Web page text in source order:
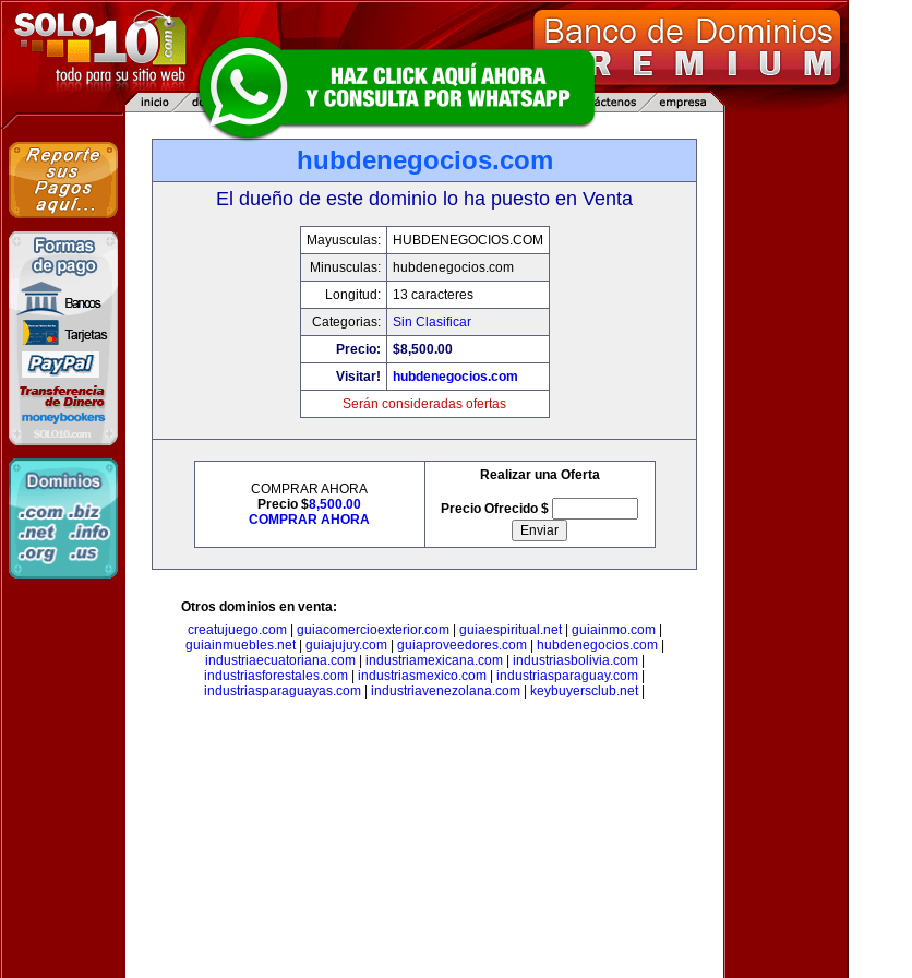
hubdenegocios.com
El dueño de este dominio lo ha puesto en Venta
Mayusculas:
HUBDENEGOCIOS.COM
Minusculas:
hubdenegocios.com
Longitud:
13 caracteres
Categorias:
Sin Clasificar
Precio:
$8,500.00
Visitar!
hubdenegocios.com
Serán consideradas ofertas
COMPRAR AHORA
Precio $8,500.00
COMPRAR AHORA
Realizar una Oferta
Precio Ofrecido $
Otros dominios en venta:
creatujuego.com| guiacomercioexterior.com| guiaespiritual.net| guiainmo.com|
guiainmuebles.net| guiajujuy.com| guiaproveedores.com| hubdenegocios.com|
industriaecuatoriana.com| industriamexicana.com| industriasbolivia.com|
industriasforestales.com
industriasmexico.com industriasparaguay.com
industriasparaguayas.com
industriavenezolana.com keybuyersclub.net|